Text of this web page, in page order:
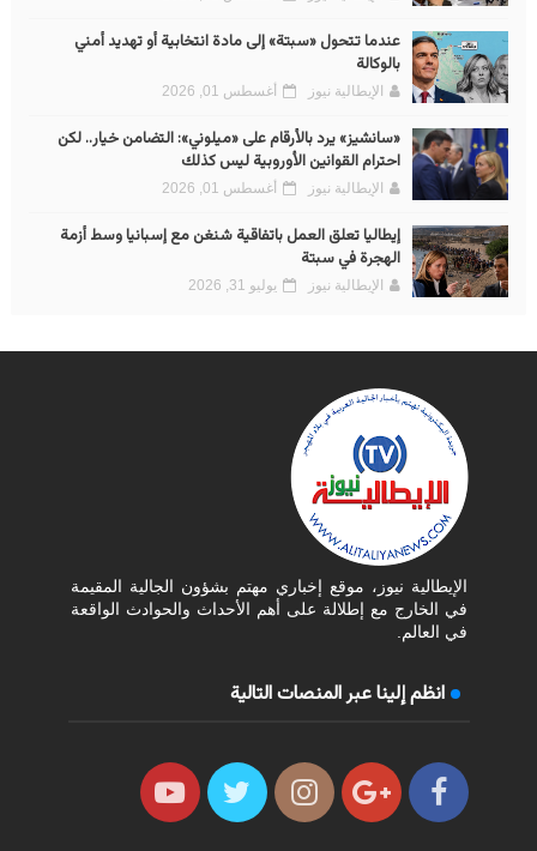
عندما تتحول «سبتة» إلى مادة انتخابية أو تهديد أمني
بالوكالة
الإيطالية نيوز أغسطس 01, 2026
«سانشيز» يرد بالأرقام على «ميلوني»: التضامن خيار.. لكن
احترام القوانين الأوروبية ليس كذلك
الإيطالية نيوز أغسطس 01, 2026
إيطاليا تعلق العمل باتفاقية شنغن مع إسبانيا وسط أزمة
الهجرة في سبتة
الإيطالية نيوز يوليو 31, 2026
الإيطالية نيوز، موقع إخباري مهتم بشؤون الجالية المقيمة
في الخارج مع إطلالة على أهم الأحداث والحوادث الواقعة
في العالم.
انظم إلينا عبر المنصات التالية